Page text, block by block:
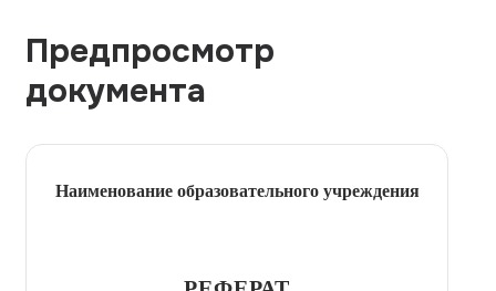
Предпросмотр
документа
Наименование образовательного учреждения